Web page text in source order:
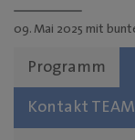
BUSINESS &
09. Mai 2025 mit
Programm
Kontakt TEAM